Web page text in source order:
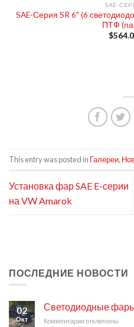
SAE-
SAE-Серия SR 6″ (6
ПТФ
$
This entry was posted in Галереи,
Установка фар SAE E-серии
на VW Amarok
ПОСЛЕДНИЕ НОВОСТИ
02
Окт
Светодиодные
Комментариикотключены